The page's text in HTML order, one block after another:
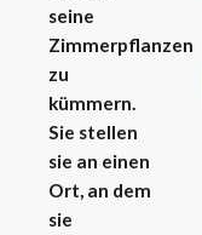
seine
Zimmerpflanzen
zu
kümmern.
Sie stellen
sie an einen
Ort, an dem
sie